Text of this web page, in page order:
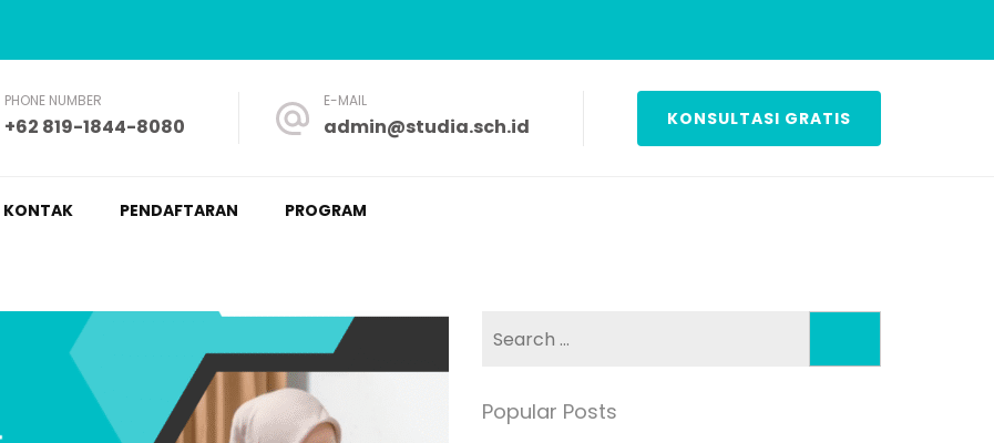
PHONE NUMBER
+62 819-1844-8080
E-MAIL
admin@studia.sch.id KONSULTASI GRATIS
KONTAK PENDAFTARAN PROGRAM
for:
Popular Posts